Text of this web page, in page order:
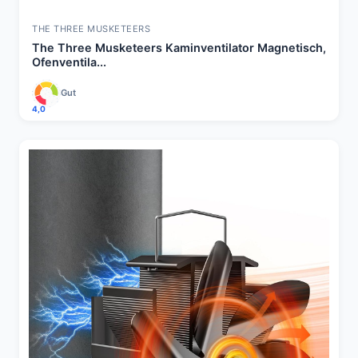
THE THREE MUSKETEERS
The Three Musketeers Kaminventilator Magnetisch,
Ofenventila...
4,0
Gut